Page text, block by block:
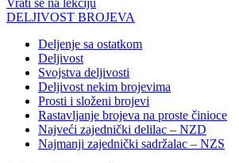
Vrati se na lekciju
DELJIVOST BROJEVA
Deljenje sa ostatkom
Deljivost
Svojstva deljivosti
Deljivost nekim brojevima
Prosti i složeni brojevi
Rastavljanje brojeva na proste činioce
Najveći zajednički delilac – NZD
Najmanji zajednički sadržalac – NZS